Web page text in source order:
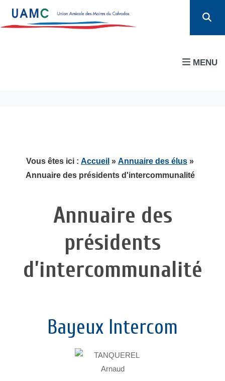
MENU
Vous êtes ici : Accueil » Annuaire des élus »
Annuaire des présidents d'intercommunalité
Annuaire des
présidents
d’intercommunalité
Bayeux Intercom